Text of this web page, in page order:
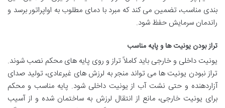
بندی مناسب، تضمین می کند که مبرد با دمای مطلوب به اواپراتور برسد و
راندمان سرمایش حفظ شود.
تراز بودن یونیت ها و پایه مناسب
یونیت داخلی و خارجی باید کاملاً تراز و روی پایه های محکم نصب شوند.
تراز نبودن یونیت ها می تواند منجر به لرزش های غیرعادی، تولید صدای
آزاردهنده و حتی نشت آب از یونیت داخلی شود. پایه مناسب و محکم
برای یونیت خارجی، مانع از انتقال لرزش به ساختمان شده و از آسیب